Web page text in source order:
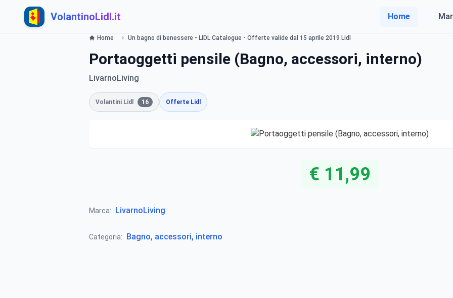
VolantinoLidl.it Home
Home Un bagno di benessere - LIDL Catalogue - Offerte valide dal 15 aprile 2019 Lidl
Portaoggetti pensile (Bagno, accessori, interno)
LivarnoLiving
Volantini Lidl 16 Offerte Lidl
€ 11,99
Marca: LivarnoLiving
Categoria: Bagno, accessori, interno